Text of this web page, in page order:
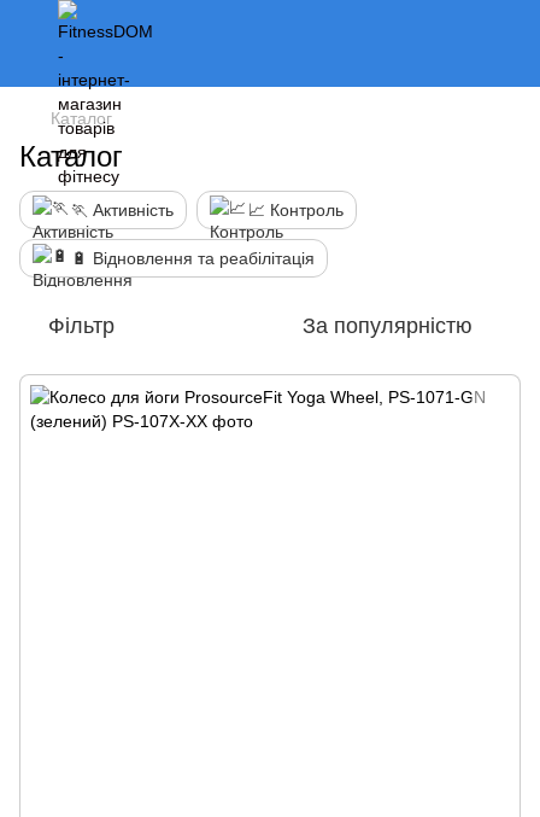
Каталог
Каталог
🏃 Активність 📈 Контроль
🔋 Відновлення та реабілітація
Фільтр За популярністю